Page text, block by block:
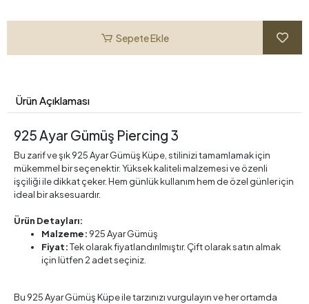
Sepete Ekle
Ürün Açıklaması
925 Ayar Gümüş Piercing 3
Bu zarif ve şık 925 Ayar Gümüş Küpe, stilinizi tamamlamak için
mükemmel bir seçenektir. Yüksek kaliteli malzemesi ve özenli
işçiliği ile dikkat çeker. Hem günlük kullanım hem de özel günler için
ideal bir aksesuardır.
Ürün Detayları:
Malzeme: 925 Ayar Gümüş
Fiyat:Tek olarak fiyatlandırılmıştır. Çift olarak satın almak
için lütfen 2 adet seçiniz.
Bu 925 Ayar Gümüş Küpe ile tarzınızı vurgulayın ve her ortamda